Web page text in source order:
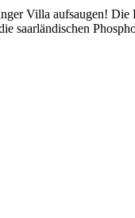
Villa aufsaugen!
saarländischen